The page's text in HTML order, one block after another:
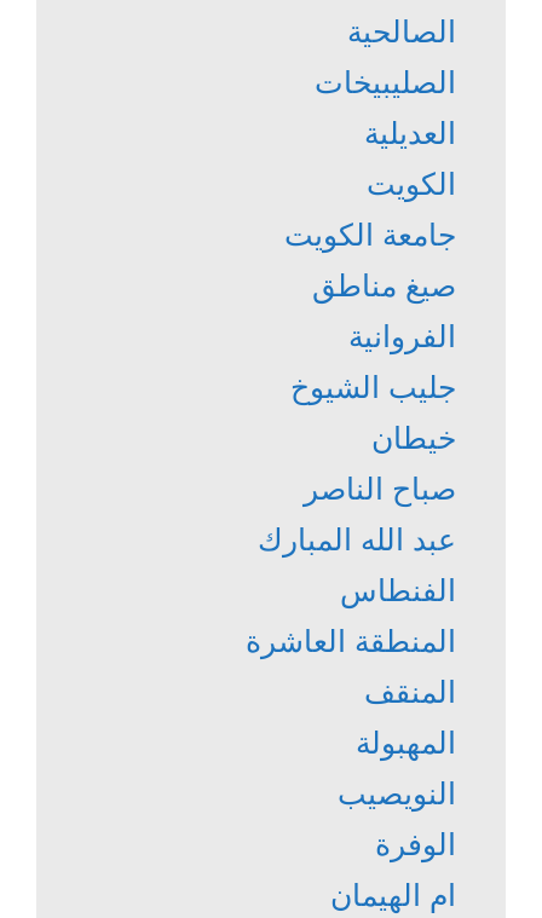
الصالحية
الصليبيخات
العديلية
الكويت
جامعة الكويت
صيغ مناطق
الفروانية
جليب الشيوخ
خيطان
صباح الناصر
عبد الله المبارك
الفنطاس
المنطقة العاشرة
المنقف
المهبولة
النويصيب
الوفرة
ام الهيمان